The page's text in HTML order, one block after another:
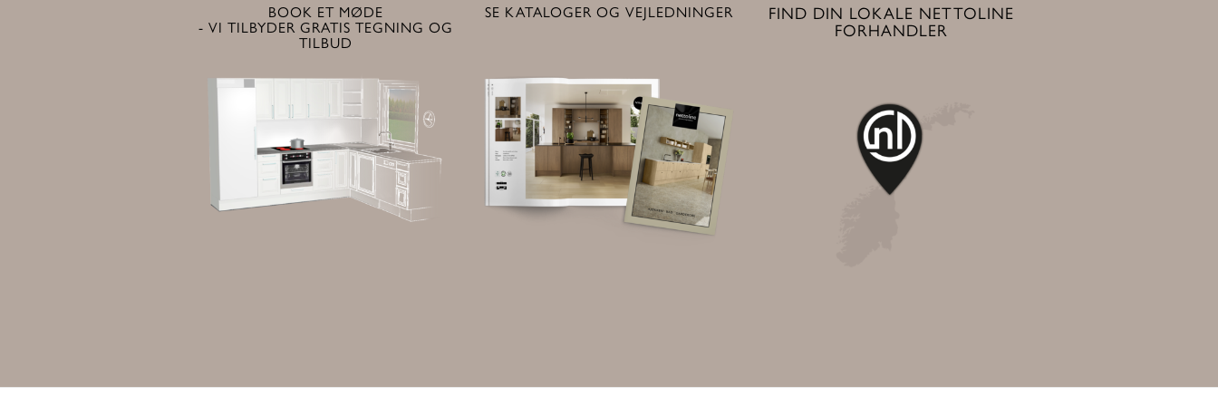
BOOK ET MØDE
- VI TILBYDER GRATIS TEGNING OG
TILBUD
SE KATALOGER OG VEJLEDNINGER FIND DIN LOKALE NETTOLINE
FORHANDLER